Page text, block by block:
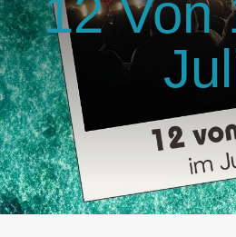
GlücksMond Atelier
Meine Lieblingsblogs
Über mich
Kontakt
12 Von